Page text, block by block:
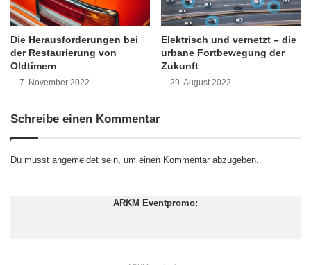
3. Vollkaskoversicherung
abschließen
Haben Sie Ihr Fahrzeug gerade erst neu
oder finanzieren Sie Ihr Auto mit einem Kredit?
Dann ist eineVollkaskoversicherungin jedem
Fall ratsam, da Schäden durch Vandalismus
m
S
t
r
a
v
e
r
k
o
m
m
t
N
ä
c
Die Herausforderungen bei
der Restaurierung von
Oldtimern
7. November 2022
Elektrisch und vernetzt – die
urbane Fortbewegung der
Zukunft
29. August 2022
Schreibe einen Kommentar
Du musst angemeldet sein, um einen Kommentar abzugeben.
ARKM Eventpromo: